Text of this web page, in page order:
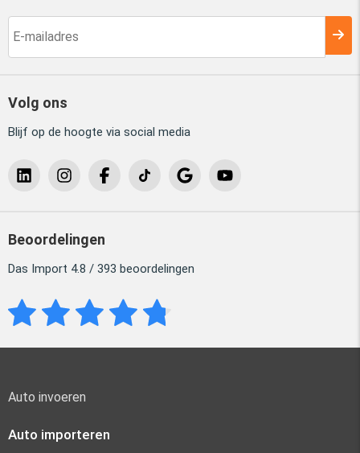
Volg ons
Blijf op de hoogte via social media
Beoordelingen
Das Import 4.8 / 393 beoordelingen
Auto invoeren
Auto importeren